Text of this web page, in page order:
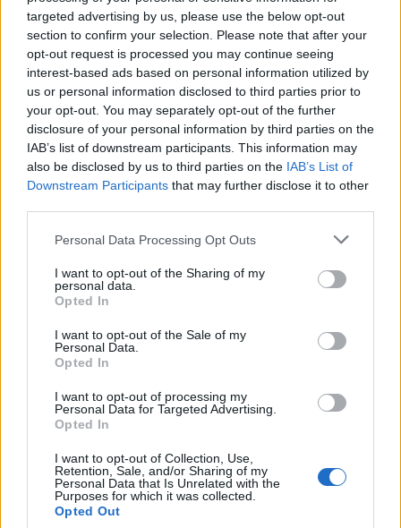
targeted advertising by us, please use the below opt-out
section to confirm your selection. Please note that after your
opt-out request is processed you may continue seeing
interest-based ads based on personal information utilized by
us or personal information disclosed to third parties prior to
your opt-out. You may separately opt-out of the further
disclosure of your personal information by third parties on the
IAB’s list of downstream participants. This information may
also be disclosed by us to third parties on the IAB’s List of
Downstream Participants that may further disclose it to other
Personal Data Processing Opt Outs
I want to opt-out of the Sharing of my
personal data.
Opted In
I want to opt-out of the Sale of my
Personal Data.
Opted In
I want to opt-out of processing my
Personal Data for Targeted Advertising.
Opted In
I want to opt-out of Collection, Use,
Retention, Sale, and/or Sharing of my
Personal Data that Is Unrelated with the
Purposes for which it was collected.
Opted Out
Bundeskunstalle της Βόνης (2016), στο Martin-
Gropius-Bau του Βερολίνου (2017), στο Μουσείο
Σύγχρονης Τέχνης Garage στη Μόσχα (2018), στο
T-10/SKP-S του Πεκίνου (2021), στο Grand Palais
Éphémère στο Παρίσι (2023), στην Τριενάλε του
Μιλάνου (2024) και στην Galleria degli Antichi
στη Σαμπιονέτα της Ιταλίας (2025). Το 2007, του
ζητήθηκε να εκπροσωπήσει την Ουκρανία ως ένας
από τους πέντε καλλιτέχνες στην 52η Μπιενάλε της
Βενετίας. Οι φωτογραφίες του έχουν αποκτηθεί από
πολλές διεθνείς συλλογές, όπως από το Centre
Pompidou (Παρίσι), το Fondation Cartier pour
l’art Contemporain (Παρίσι), το International
Center for Photography (Νέα Υόρκη), το
Μουσείο του Λούβρου (Παρίσι) και η National
Portrait Gallery (Λονδίνο). Ο Τέλερ έχει εκδώσει
πάνω από 60 βιβλία και ήταν καθηγητής
φωτογραφίας στην Ακαδημία Καλών Τεχνών της